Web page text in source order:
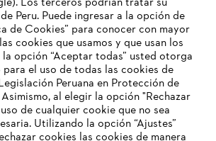
de irregularidades
Peru. Puede ingresar a la opción de
de Cookies” para conocer con mayor
cookies que usamos y que usan los
opción “Aceptar todas” usted otorga
el uso de todas las cookies de
Peruana en Protección de
al elegir la opción "Rechazar
de cualquier cookie que no sea
Utilizando la opción “Ajustes”
cookies las cookies de manera